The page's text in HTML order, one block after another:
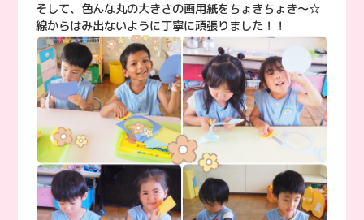
そして、色んな丸の大きさの画用紙をちょきちょき〜☆
線からはみ出ないように丁寧に頑張りました！！